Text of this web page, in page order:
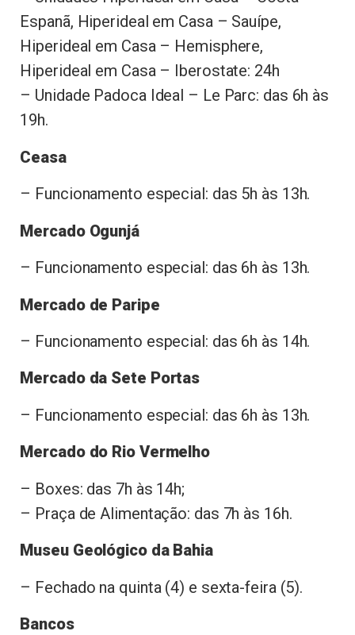
Espanã, Hiperideal em Casa – Sauípe,
Hiperideal em Casa – Hemisphere,
Hiperideal em Casa – Iberostate: 24h
– Unidade Padoca Ideal – Le Parc: das 6h às
19h.
Ceasa
– Funcionamento especial: das 5h às 13h.
Mercado Ogunjá
– Funcionamento especial: das 6h às 13h.
Mercado de Paripe
– Funcionamento especial: das 6h às 14h.
Mercado da Sete Portas
– Funcionamento especial: das 6h às 13h.
Mercado do Rio Vermelho
– Boxes: das 7h às 14h;
– Praça de Alimentação: das 7h às 16h.
Museu Geológico da Bahia
– Fechado na quinta (4) e sexta-feira (5).
Bancos